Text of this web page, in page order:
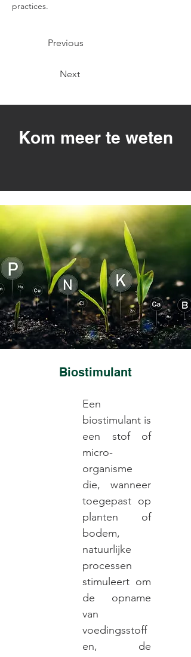
practices.
Previous
Next
Kom meer te weten
Biostimulant
Een
biostimulant is
een stof of
micro-
organisme
die, wanneer
toegepast op
planten of
bodem,
natuurlijke
processen
stimuleert om
de opname
van
voedingsstoff
en, de